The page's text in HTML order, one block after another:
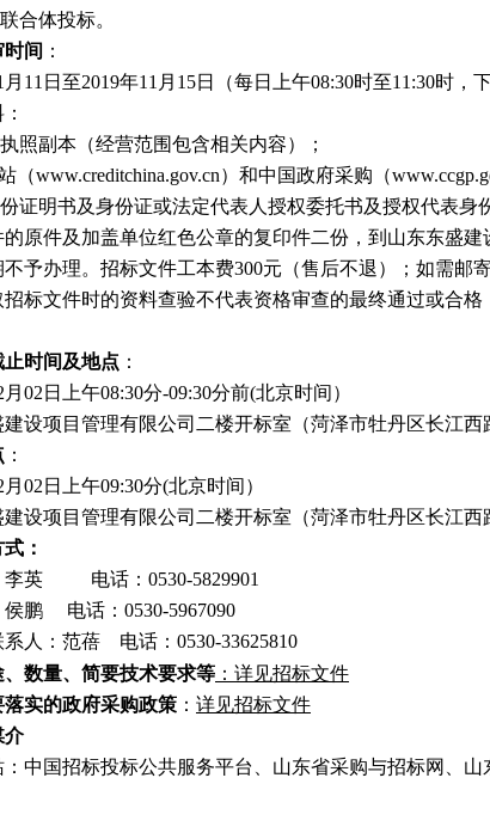
合体投标。
间 ：
月 11 日至2019年11 月 15日
（每日上午08:30时至11:30时，
照副本（经营范围包含相关内容）；
（www.creditchina.gov.cn）和中国政府采购（
证明书及身份证或法定代表人授权委托书及授权代表身
原件及加盖单位红色公章的复印件二份，到山东东盛
予办理。招标文件工本费300元（售后不退）；如需邮
标文件时的资料查验不代表资格审查的最终通过或合
时间及地点 ：
月 02 日上午08:30分-09:30分前(北京时间）
设项目管理有限公司二楼开标室（菏泽市牡丹区长江西
：
月 02 日上午09:30分(北京时间）
设项目管理有限公司二楼开标室（菏泽市牡丹区长江西
：
李英 电话： 0530-5829901
侯鹏
电话：0530-5967090
系人：范蓓 电话：0530-33625810
数量、简要技术要求等 ：详见招标文件
实的政府采购政策 ： 详见招标文件
介
中国招标投标公共服务平台、山东省采购与招标网、山